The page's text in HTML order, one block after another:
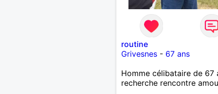
routine
Grivesnes- 67 ans
Homme célibataire de 67
recherche rencontre